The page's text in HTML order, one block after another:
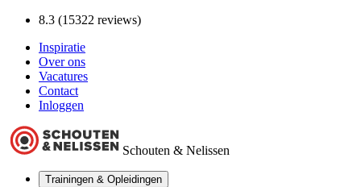
8.3 (15322 reviews)
Inspiratie
Over ons
Vacatures
Contact
Inloggen
Schouten & Nelissen
Trainingen & Opleidingen